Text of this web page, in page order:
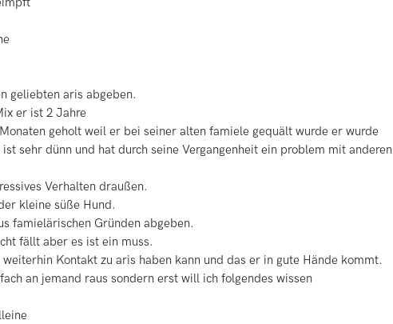
geliebten aris abgeben.
er ist 2 Jahre
geholt weil er bei seiner alten famiele gequält wurde er wurde
ist sehr dünn und hat durch seine Vergangenheit ein problem mit anderen
Verhalten draußen.
kleine süße Hund.
famielärischen Gründen abgeben.
fällt aber es ist ein muss.
Kontakt zu aris haben kann und das er in gute Hände kommt.
an jemand raus sondern erst will ich folgendes wissen